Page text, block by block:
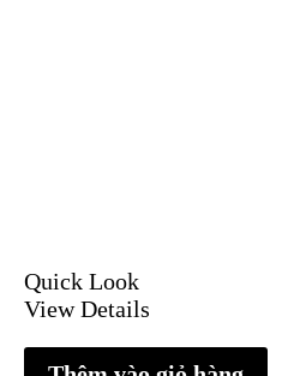
Quick Look
View Details